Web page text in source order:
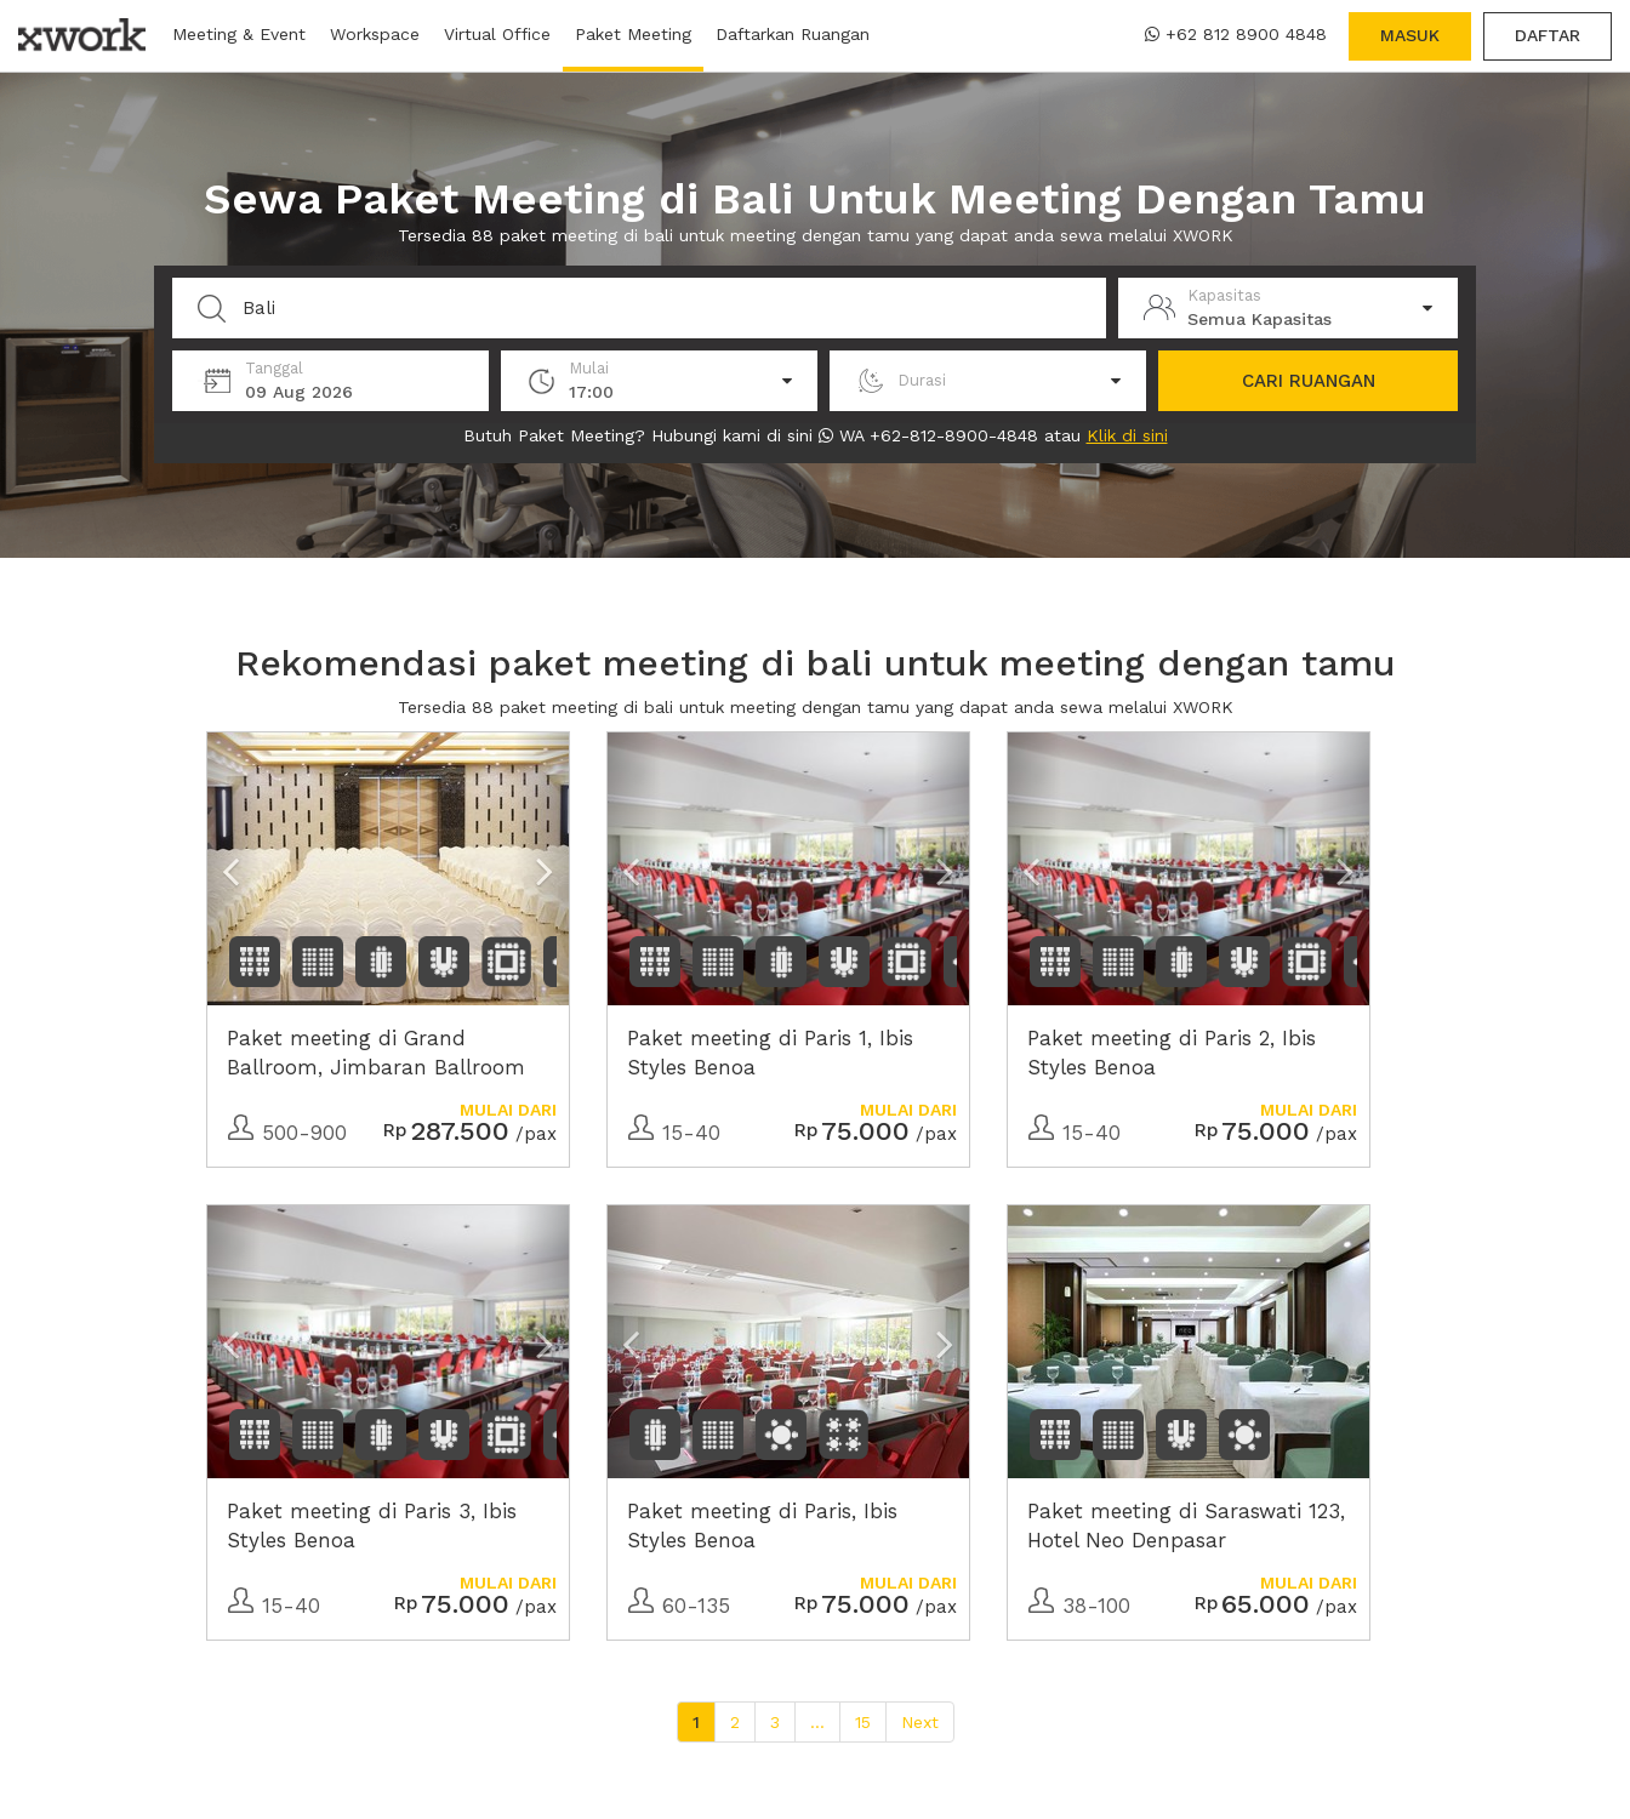
Meeting & Event Workspace Virtual Office Paket Meeting Daftarkan Ruangan +62 812 8900 4848 MASUK DAFTAR
Sewa Paket Meeting di Bali Untuk Meeting Dengan Tamu
Tersedia 88 paket meeting di bali untuk meeting dengan tamu yang dapat anda sewa melalui XWORK
Kapasitas
Semua Kapasitas
Tanggal
09 Aug 2026
Mulai
17:00
Durasi CARI RUANGAN
Butuh Paket Meeting? Hubungi kami di sini WA +62-812-8900-4848 atau Klik di sini
Rekomendasi paket meeting di bali untuk meeting dengan tamu
Tersedia 88 paket meeting di bali untuk meeting dengan tamu yang dapat anda sewa melalui XWORK
Previous Next2
Paket meeting di Grand
Ballroom, Jimbaran Ballroom
500-900 Rp 287.500 /pax
MULAI DARI
Previous Next2
Paket meeting di Paris 1, Ibis
Styles Benoa
15-40 Rp 75.000 /pax
MULAI DARI
Previous
Paket meeting di Paris 2, Ibis
Styles Benoa
15-40 Rp 75.000 /pax
MULAI DARI
Previous
Paket meeting di Paris 3, Ibis
Styles Benoa
15-40 Rp 75.000 /pax
MULAI DARI
Next2
Paket meeting di Paris, Ibis
Styles Benoa
60-135 Rp 75.000 /pax
MULAI DARI
Paket meeting di Saraswati 123,
Hotel Neo Denpasar
38-100 Rp 65.000 /pax
MULAI DARI
1 2 3 ... 15 Next